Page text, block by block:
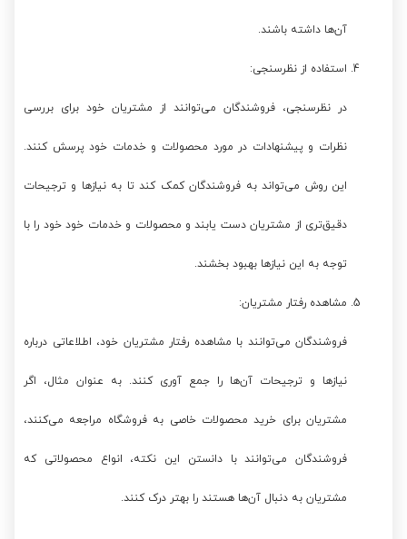
آن‌ها داشته باشند.
استفاده از نظرسنجی:
در نظرسنجی، فروشندگان می‌توانند از مشتریان خود برای بررسی
نظرات و پیشنهادات در مورد محصولات و خدمات خود پرسش کنند.
این روش می‌تواند به فروشندگان کمک کند تا به نیازها و ترجیحات
دقیق‌تری از مشتریان دست یابند و محصولات و خدمات خود خود را با
توجه به این نیازها بهبود بخشند.
مشاهده رفتار مشتریان:
فروشندگان می‌توانند با مشاهده رفتار مشتریان خود، اطلاعاتی درباره
نیازها و ترجیحات آن‌ها را جمع آوری کنند. به عنوان مثال، اگر
مشتریان برای خرید محصولات خاصی به فروشگاه مراجعه می‌کنند،
فروشندگان می‌توانند با دانستن این نکته، انواع محصولاتی که
مشتریان به دنبال آن‌ها هستند را بهتر درک کنند.